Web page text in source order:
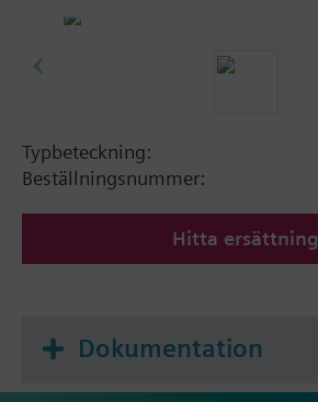
Typbeteckning:
Beställningsnummer:
Hitta ersättning
Dokumentation